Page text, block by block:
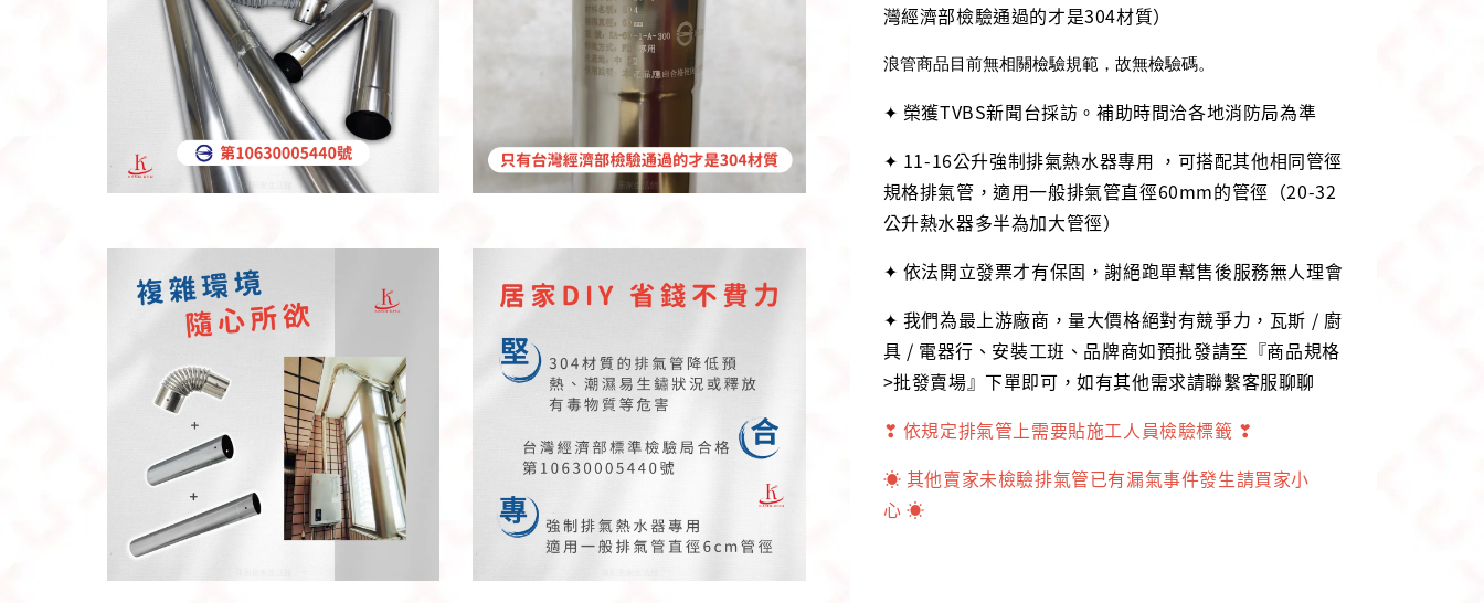
灣經濟部檢驗通過的才是304材質）
浪管商品目前無相關檢驗規範，故無檢驗碼。
✦ 榮獲TVBS新聞台採訪。補助時間洽各地消防局為準
✦ 11-16公升強制排氣熱水器專用 ，可搭配其他相同管徑
規格排氣管，適用一般排氣管直徑60mm的管徑（20-32
公升熱水器多半為加大管徑）
✦ 依法開立發票才有保固，謝絕跑單幫售後服務無人理會
✦ 我們為最上游廠商，量大價格絕對有競爭力，瓦斯 / 廚
具 / 電器行、安裝工班、品牌商如預批發請至『商品規格
>批發賣場』下單即可，如有其他需求請聯繫客服聊聊
❣ 依規定排氣管上需要貼施工人員檢驗標籤 ❣
☀ 其他賣家未檢驗排氣管已有漏氣事件發生請買家小
心 ☀